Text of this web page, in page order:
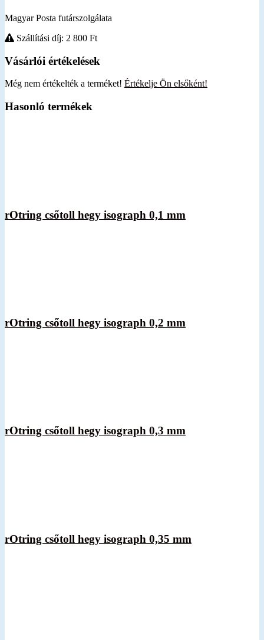
Magyar Posta futárszolgálata
Szállítási díj: 2 800 Ft
Vásárlói értékelések
Még nem értékelték a terméket! Értékelje Ön elsőként!
Hasonló termékek
rOtring csőtoll hegy isograph 0,1 mm
rOtring csőtoll hegy isograph 0,2 mm
rOtring csőtoll hegy isograph 0,3 mm
rOtring csőtoll hegy isograph 0,35 mm